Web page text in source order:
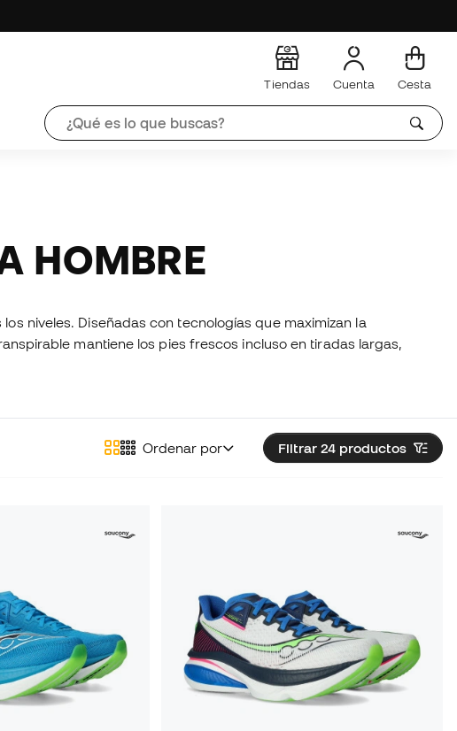
Tiendas Cuenta Cesta
HOMBRE
niveles. Diseñadas con tecnologías que maximizan la
mantiene los pies frescos incluso en tiradas largas,
Filtrar 24 productos
Ordenar por